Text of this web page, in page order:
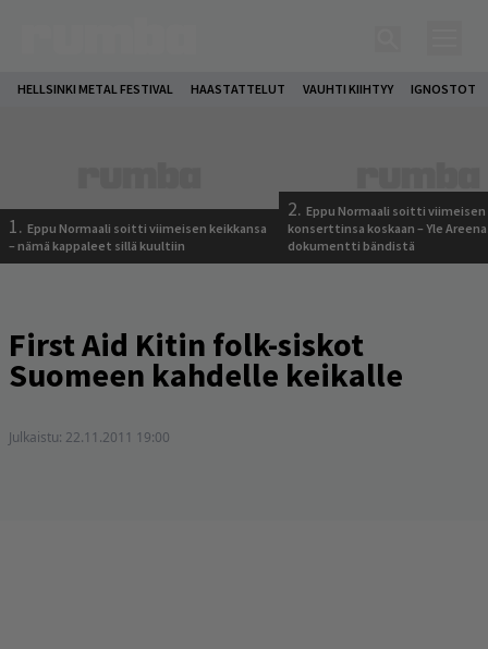
HELLSINKI METAL FESTIVAL HAASTATTELUT VAUHTI KIIHTYY IGNOSTOT
1. Eppu Normaali soitti viimeisen keikkansa
– nämä kappaleet sillä kuultiin
2. Eppu Normaali soitti viimeisen
konserttinsa koskaan – Yle
dokumentti bändistä
First Aid Kitin folk-siskot
Suomeen kahdelle keikalle
Julkaistu: 22.11.2011 19:00